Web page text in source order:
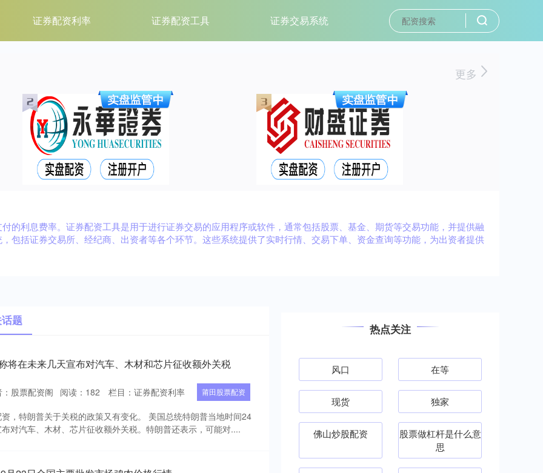
证券配资利率 证券配资工具 证券交易系统
更多
的利息费率。证券配资工具是用于进行证券交易的应用程序或软件，通常包括股票、基金、期货等交易功能，并提供融
包括证券交易所、经纪商、出资者等各个环节。这些系统提供了实时行情、交易下单、资金查询等功能，为出资者提供
题
将在未来几天宣布对汽车、木材和芯片征收额外关税
股票配资阁 阅读： 182 栏目： 证券配资利率 莆田股票配资
，特朗普关于关税的政策又有变化。 美国总统特朗普当地时间24
对汽车、木材、芯片征收额外关税。特朗普还表示，可能对....
热点关注
风口 在等
现货 独家
佛山炒股配资
股票做杠杆是什么意
思